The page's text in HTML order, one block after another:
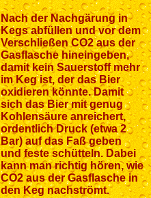
Nach der Nachgärung in
Kegs abfüllen und vor dem
Verschließen CO2 aus der
Gasflasche hineingeben,
damit kein Sauerstoff mehr
im Keg ist, der das Bier
oxidieren könnte. Damit
sich das Bier mit genug
Kohlensäure anreichert,
ordentlich Druck (etwa 2
Bar) auf das Faß geben
und feste schütteln. Dabei
kann man richtig hören, wie
CO2 aus der Gasflasche in
den Keg nachströmt.